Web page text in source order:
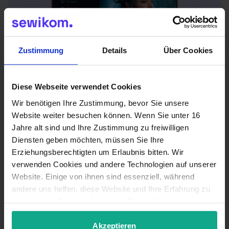
Zustimmung Details Über Cookies
Diese Webseite verwendet Cookies
Wir benötigen Ihre Zustimmung, bevor Sie unsere
Website weiter besuchen können. Wenn Sie unter 16
Jahre alt sind und Ihre Zustimmung zu freiwilligen
Diensten geben möchten, müssen Sie Ihre
Erziehungsberechtigten um Erlaubnis bitten. Wir
verwenden Cookies und andere Technologien auf unserer
Website. Einige von ihnen sind essenziell, während
andere uns helfen, diese Website und Ihre Erfahrung zu
verarbeitet werden (z. B. IP-Adressen), z. B. für
personalisierte Anzeigen und Inhalte oder Anzeigen- und
Akzeptieren
Perfekt für perfekte TV-
Unterhaltung: waipu.tv
Mit waipu.tv empfängst du über 200
TV-Sender, Pay-TV und jede Menge
Filme und Serien auf Abruf. Alles in
bester HD-Qualität – immer und
überall in deinem Zuhause.